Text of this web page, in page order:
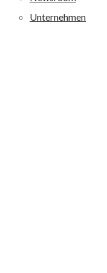
aus. alltours
an ein breites